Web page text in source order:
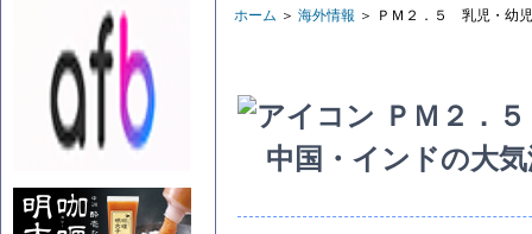
ホーム ＞ 海外情報 ＞ ＰＭ２．５ 乳児・幼
ＰＭ２．
中国・インドの大気